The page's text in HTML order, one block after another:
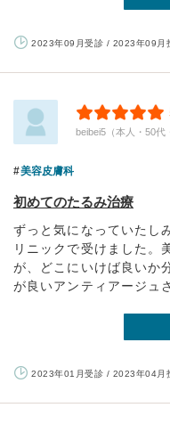
2023年09月受診 / 2023年09月
beibei5（本人・50代
美容皮膚科
初めてのたるみ治療
ずっと気になっていたし
リニックで受けました。
が、どこにいけば良いか
が良いアンティアージュ
2023年01月受診 / 2023年04月